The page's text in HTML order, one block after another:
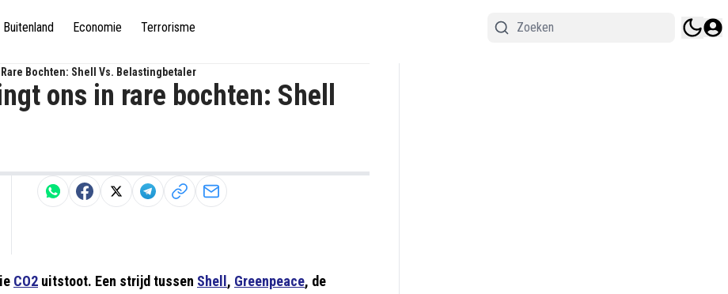
Buitenland Economie Terrorisme
Bochten: Shell Vs. Belastingbetaler
ons in rare bochten: Shell
CO2 uitstoot. Een strijd tussen Shell , Greenpeace, de